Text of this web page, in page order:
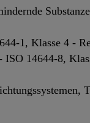
1, Klasse 4 -
14644-8,